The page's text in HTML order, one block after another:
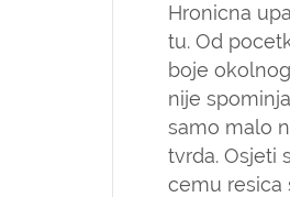
Hronicna
tu. Od
boje
nije
samo malo
tvrda. Osjeti
cemu resica